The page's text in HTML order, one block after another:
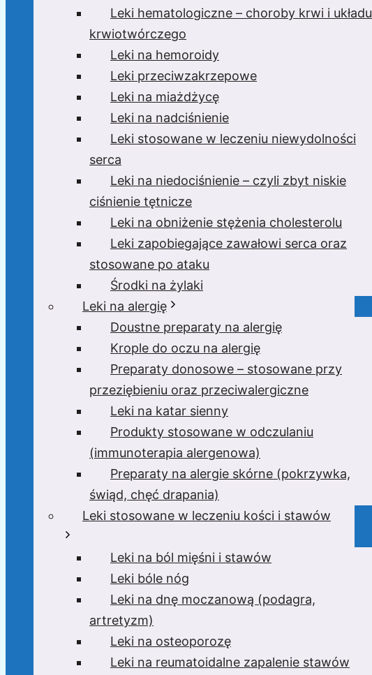
Leki hematologiczne – choroby krwi i układu
krwiotwórczego
Leki na hemoroidy
Leki przeciwzakrzepowe
Leki na miażdżycę
Leki na nadciśnienie
Leki stosowane w leczeniu niewydolności
serca
Leki na niedociśnienie – czyli zbyt niskie
ciśnienie tętnicze
Leki na obniżenie stężenia cholesterolu
Leki zapobiegające zawałowi serca oraz
stosowane po ataku
Środki na żylaki
Leki na alergię
Doustne preparaty na alergię
Krople do oczu na alergię
Preparaty donosowe – stosowane przy
przeziębieniu oraz przeciwalergiczne
Leki na katar sienny
Produkty stosowane w odczulaniu
(immunoterapia alergenowa)
Preparaty na alergie skórne (pokrzywka,
świąd, chęć drapania)
Leki stosowane w leczeniu kości i stawów
Leki na ból mięśni i stawów
Leki bóle nóg
Leki na dnę moczanową (podagra,
artretyzm)
Leki na osteoporozę
Leki na reumatoidalne zapalenie stawów